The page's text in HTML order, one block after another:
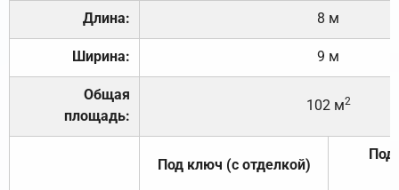
Длина: 8 м
Ширина: 9 м
Общая
площадь:
102 м2
Под ключ (с отделкой)
Под